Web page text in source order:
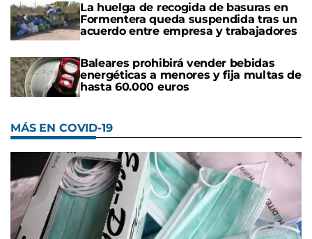
La huelga de recogida de basuras en
Formentera queda suspendida tras un
acuerdo entre empresa y trabajadores
Baleares prohibirá vender bebidas
energéticas a menores y fija multas de
hasta 60.000 euros
MÁS EN COVID-19